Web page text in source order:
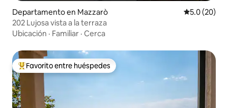
Departamento en Mazzarò Calificación
5.0 (20)
202 Lujosa vista a la terraza
Ubicación · Familiar · Cerca
De los mejores en Favorito entre huéspedes
Favorito entre huéspedes